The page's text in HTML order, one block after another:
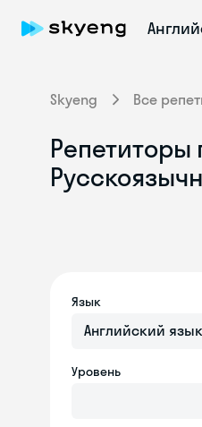
Skyeng Все
Репетиторы
Язык
Английский язык
Уровень